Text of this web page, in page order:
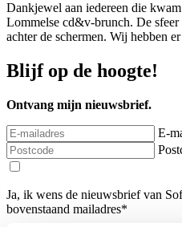
Dankjewel aan iedereen die
Lommelse cd&v-brunch. De
achter de schermen. Wij hebben
Blijf op de hoogte!
Ontvang mijn nieuwsbrief.
E-
Ja, ik wens de nieuwsbrief van
bovenstaand mailadres*